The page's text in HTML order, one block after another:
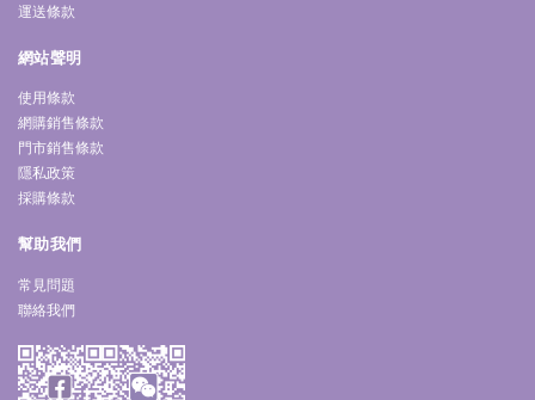
運送條款
網站聲明
使用條款
網購銷售條款
門市銷售條款
隱私政策
採購條款
幫助我們
常見問題
聯絡我們